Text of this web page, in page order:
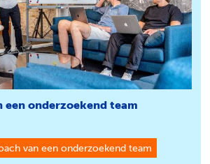
een onderzoekend team
van een onderzoekend team